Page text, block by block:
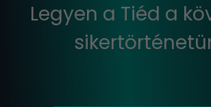
Legyen a Tiéd a